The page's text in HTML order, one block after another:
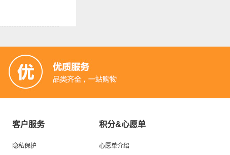
客户服务
隐私保护
积分&心愿单
心愿单介绍